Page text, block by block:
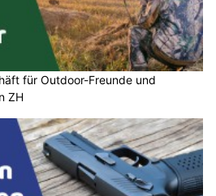
für Outdoor-Freunde und
ZH